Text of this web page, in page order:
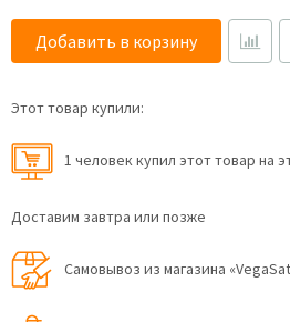
Добавить в корзину
Этот товар купили:
1 человек купил этот товар на
Доставим завтра или позже
Самовывоз из магазина